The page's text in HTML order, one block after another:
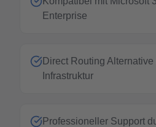
Enterprise
Direct Routing
Infrastruktur
Professioneller Support